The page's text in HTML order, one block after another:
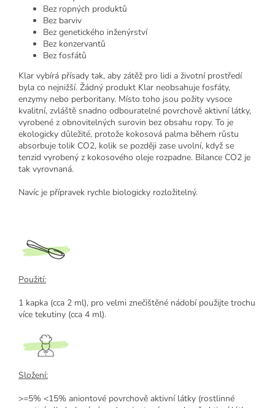
Bez ropných produktů
Bez barviv
Bez genetického inženýrství
Bez konzervantů
Bez fosfátů
Klar vybírá přísady tak, aby zátěž pro lidi a životní prostředí
byla co nejnižší. Žádný produkt Klar neobsahuje fosfáty,
enzymy nebo perboritany. Místo toho jsou požity vysoce
kvalitní, zvláště snadno odbouratelné povrchově aktivní látky,
vyrobené z obnovitelných surovin bez obsahu ropy. To je
ekologicky důležité, protože kokosová palma během růstu
absorbuje tolik CO2, kolik se později zase uvolní, když se
tenzid vyrobený z kokosového oleje rozpadne. Bilance CO2 je
tak vyrovnaná.
Navíc je přípravek rychle biologicky rozložitelný.
Použití:
1 kapka (cca 2 ml), pro velmi znečištěné nádobí použijte trochu
více tekutiny (cca 4 ml).
Složení:
>=5% <15% aniontové povrchově aktivní látky (rostlinné